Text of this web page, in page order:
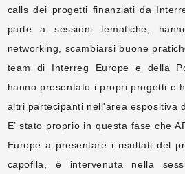
calls dei progetti finanziati da
parte a sessioni tematiche,
networking, scambiarsi buone
team di Interreg Europe e della
hanno presentato i propri progetti e
altri partecipanti nell'area espositiva
E’ stato proprio in questa fase che
Europe a presentare i risultati del
capofila, è intervenuta nella